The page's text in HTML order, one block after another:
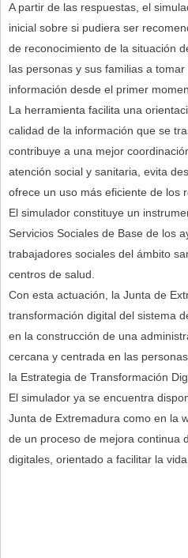
A partir de las respuestas, el
inicial sobre si pudiera ser
de reconocimiento de la situación
las personas y sus familias a
información desde el primer
La herramienta facilita una
calidad de la información que se
contribuye a una mejor
atención social y sanitaria, evita
ofrece un uso más eficiente de los
El simulador constituye un
Servicios Sociales de Base de los
trabajadores sociales del ámbito
centros de salud.
Con esta actuación, la Junta de
transformación digital del sistema
en la construcción de una
cercana y centrada en las
la Estrategia de Transformación
El simulador ya se encuentra
Junta de Extremadura como en la
de un proceso de mejora continua
digitales, orientado a facilitar la